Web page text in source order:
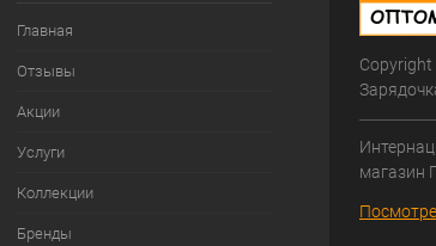
Главная
Отзывы
Акции
Услуги
Коллекции
Бренды
Copyright
магазин